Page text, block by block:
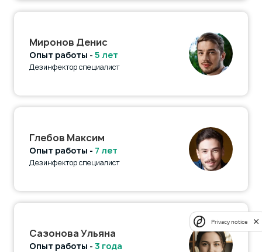
Миронов Денис
Опыт работы - 5 лет
Дезинфектор специалист
Глебов Максим
Опыт работы - 7 лет
Дезинфектор специалист
Сазонова Ульяна
Опыт работы - 3 года
Privacy notice